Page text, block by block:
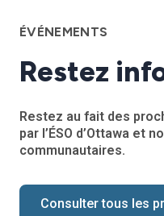
ÉVÉNEMENTS
Restez
Restez au fait des
par l’ÉSO d’Ottawa et
communautaires.
Consulter tous les